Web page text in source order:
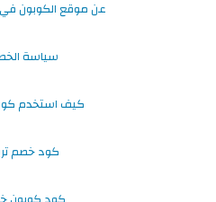
عن موقع الكوبون في
سياسة
كيف استخدم
كود خصم